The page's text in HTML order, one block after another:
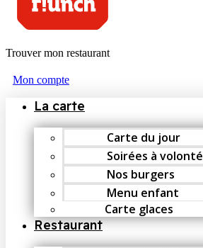
Trouver mon restaurant
Mon compte
La carte
Carte du jour
Soirées à volonté
Nos burgers
Menu enfant
Carte glaces
Restaurant